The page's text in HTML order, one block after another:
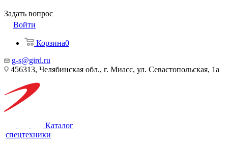
Задать вопрос
Войти
Корзина0
g-s@gird.ru
456313, Челябинская обл., г. Миасс, ул. Севастопольская, 1а
Каталог
спецтехники